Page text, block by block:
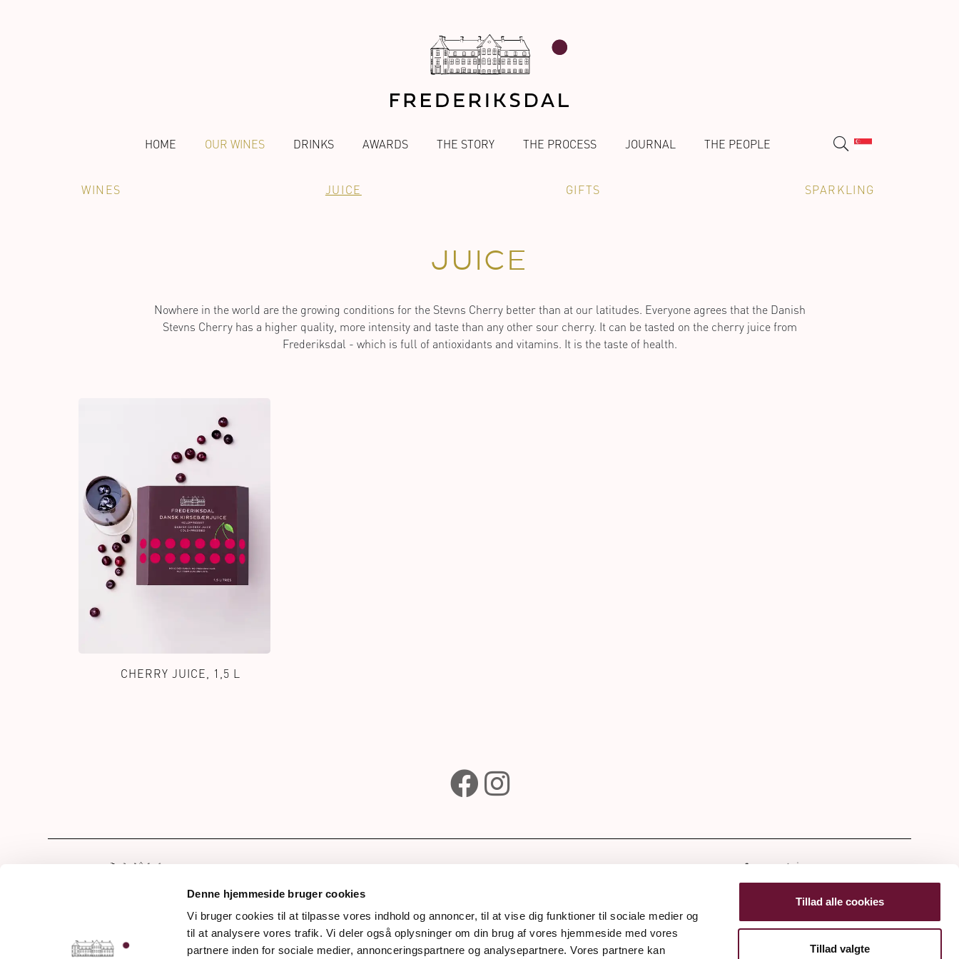
Denne hjemmeside bruger cookies
Vi bruger cookies til at tilpasse vores indhold og annoncer, til at vise dig funktioner til sociale medier og
til at analysere vores trafik. Vi deler også oplysninger om din brug af vores hjemmeside med vores
partnere inden for sociale medier, annonceringspartnere og analysepartnere. Vores partnere kan
Tillad alle cookies
Tillad valgte
HOME OUR WINES DRINKS AWARDS THE STORY THE PROCESS JOURNAL THE PEOPLE
WINES JUICE GIFTS SPARKLING
JUICE
Nowhere in the world are the growing conditions for the Stevns Cherry better than at our latitudes. Everyone agrees that the Danish
Stevns Cherry has a higher quality, more intensity and taste than any other sour cherry. It can be tasted on the cherry juice from
Frederiksdal - which is full of antioxidants and vitamins. It is the taste of health.
CHERRY JUICE, 1,5 L
DK - 4912 Harpelunde
Our Wines
Drinks
Awards
Next